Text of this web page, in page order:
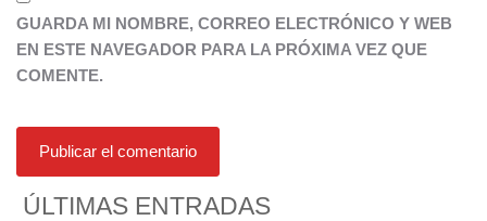
GUARDA MI NOMBRE, CORREO ELECTRÓNICO Y WEB
EN ESTE NAVEGADOR PARA LA PRÓXIMA VEZ QUE
COMENTE.
ÚLTIMAS ENTRADAS